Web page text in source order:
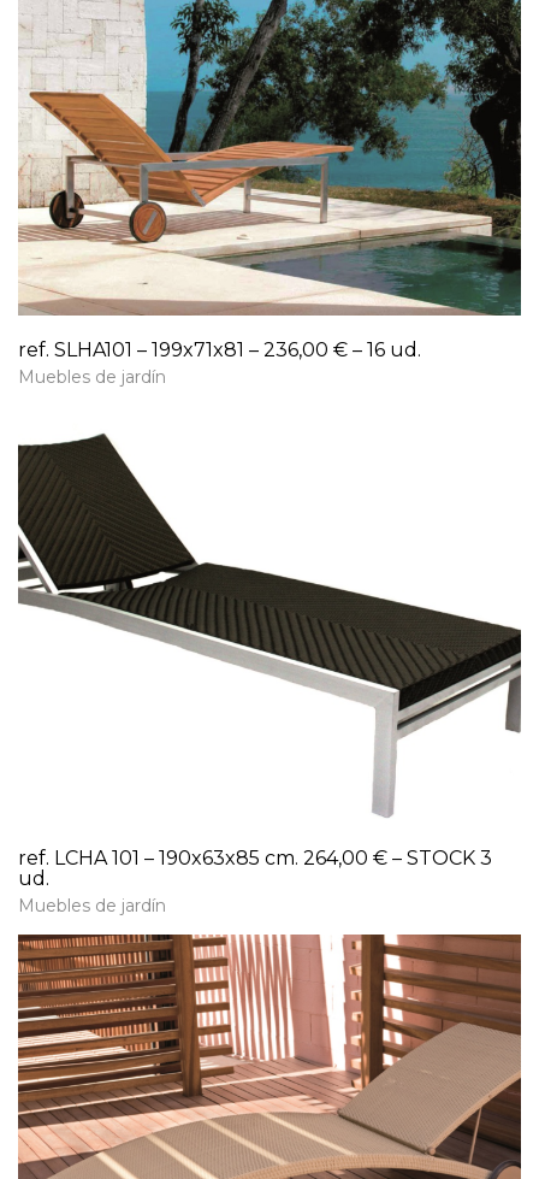
ref. SLHA101 – 199x71x81 – 236,00 € – 16 ud.
Muebles de jardín
ref. LCHA 101 – 190x63x85 cm. 264,00 € – STOCK 3
ud.
Muebles de jardín